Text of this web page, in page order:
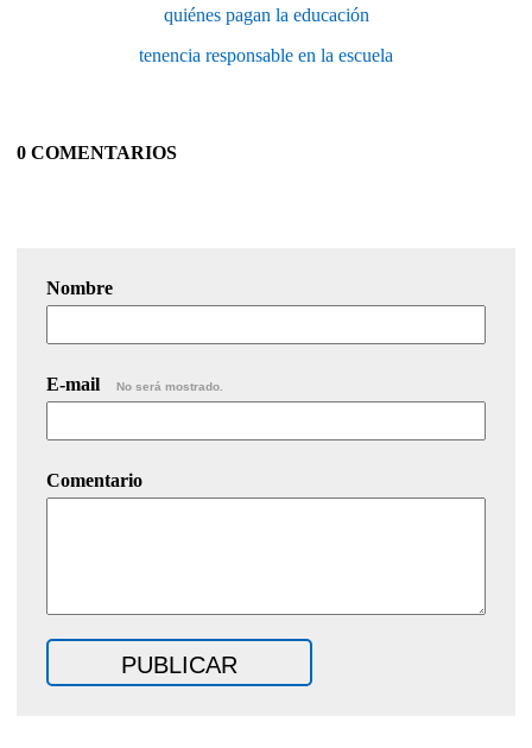
quiénes pagan la educación
tenencia responsable en la escuela
0 COMENTARIOS
Nombre
E-mail No será mostrado.
Comentario